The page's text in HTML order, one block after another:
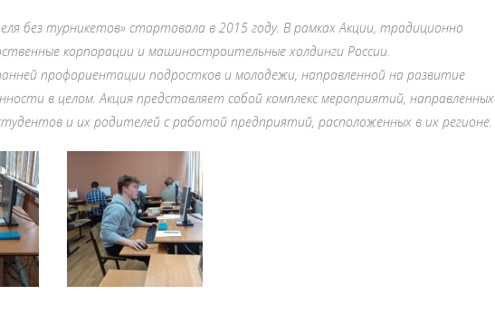
без турникетов» стартовала в 2015 году. В рамках Акции, традиционно
корпорации и машиностроительные холдинги России.
профориентации подростков и молодежи, направленной на развитие
в целом. Акция представляет собой комплекс мероприятий, направленных
и их родителей с работой предприятий, расположенных в их регионе.